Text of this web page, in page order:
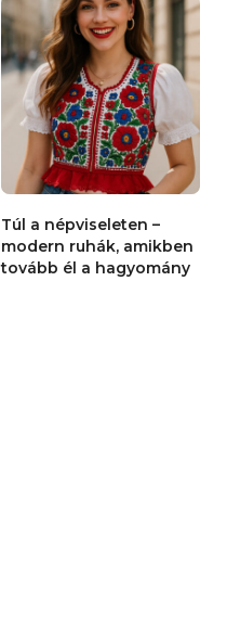
Túl a népviseleten –
modern ruhák, amikben
tovább él a hagyomány